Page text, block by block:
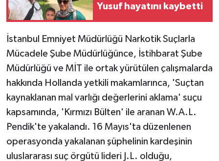
Yusuf hayatını kaybetti
İstanbul Emniyet Müdürlüğü Narkotik Suçlarla
Mücadele Şube Müdürlüğünce, İstihbarat Şube
Müdürlüğü ve MİT ile ortak yürütülen çalışmalarda
hakkında Hollanda yetkili makamlarınca, 'Suçtan
kaynaklanan mal varlığı değerlerini aklama' suçu
kapsamında, 'Kırmızı Bülten' ile aranan W.A.L.
Pendik'te yakalandı. 16 Mayıs'ta düzenlenen
operasyonda yakalanan şüphelinin kardeşinin
uluslararası suç örgütü lideri J.L. olduğu,